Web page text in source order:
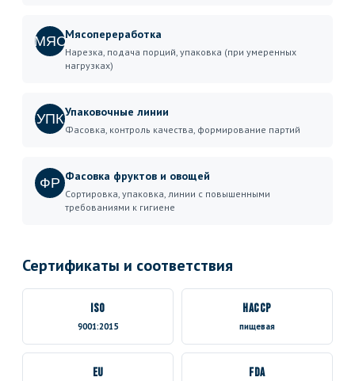
МЯСМясопереработка
Нарезка, подача порций, упаковка (при умеренных
нагрузках)
УПКУпаковочные линии
Фасовка, контроль качества, формирование партий
ФР Фасовка фруктов и овощей
Сортировка, упаковка, линии с повышенными
требованиями к гигиене
Сертификаты и соответствия
ISO
9001:2015
HACCP
пищевая
EU FDA